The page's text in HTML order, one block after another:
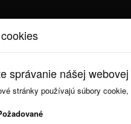
správanie nášej
stránky používajú súbory cookie,